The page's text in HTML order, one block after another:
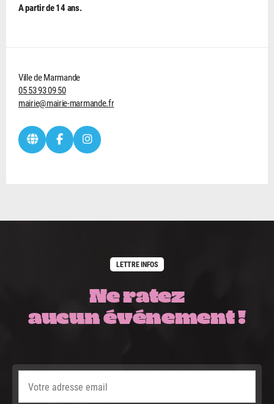
A partir de 14 ans.
Ville de Marmande
05 53 93 09 50
mairie@mairie-marmande.fr
LETTRE INFOS
Ne ratez
aucun événement !